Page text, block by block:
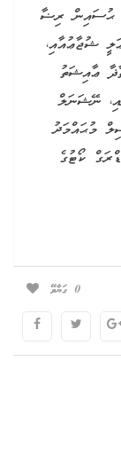
ރިޟާ
ޝުޖާޢުއާއި،
ޢާއިޝަތު
ނޭޝަނަލް
މުޙައްމަދު
ކޯޓުގެ
0 ގަޔާވޭ